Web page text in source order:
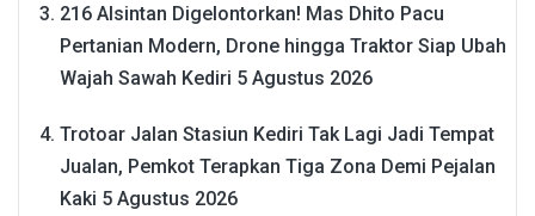
216 Alsintan Digelontorkan! Mas Dhito Pacu
Pertanian Modern, Drone hingga Traktor Siap Ubah
Wajah Sawah Kediri 5 Agustus 2026
Trotoar Jalan Stasiun Kediri Tak Lagi Jadi Tempat
Jualan, Pemkot Terapkan Tiga Zona Demi Pejalan
Kaki 5 Agustus 2026